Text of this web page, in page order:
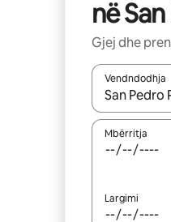
në
Gjej dhe
Vendndodhja
Kur
Mbërritja
Largimi